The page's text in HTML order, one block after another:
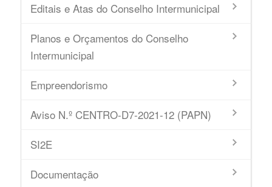
Editais e Atas do Conselho Intermunicipal
Planos e Orçamentos do Conselho
Intermunicipal
Empreendorismo
Aviso N.º CENTRO-D7-2021-12 (PAPN)
SI2E
Documentação